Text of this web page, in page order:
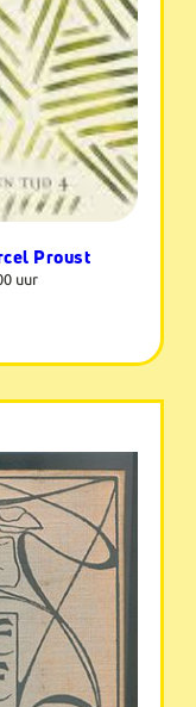
Proust
uur